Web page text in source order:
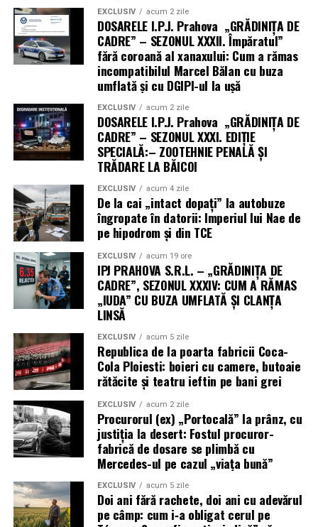
EXCLUSIV acum 2 zile
DOSARELE I.P.J. Prahova „GRĂDINIȚA DE
CADRE” – SEZONUL XXXII. Împăratul”
fără coroană al xanaxului: Cum a rămas
incompatibilul Marcel Bălan cu buza
umflată și cu DGIPI-ul la ușă
EXCLUSIV acum 2 zile
DOSARELE I.P.J. Prahova „GRĂDINIȚA DE
CADRE” – SEZONUL XXXI. EDIȚIE
SPECIALĂ:– ZOOTEHNIE PENALĂ ȘI
TRĂDARE LA BĂICOI
EXCLUSIV acum 4 zile
De la cai „intact dopați” la autobuze
îngropate în datorii: Imperiul lui Nae de
pe hipodrom și din TCE
EXCLUSIV acum 19 ore
IPJ PRAHOVA S.R.L. – „GRĂDINIȚA DE
CADRE”, SEZONUL XXXIV: CUM A RĂMAS
„IUDA” CU BUZA UMFLATĂ ȘI CLANȚA
LINSĂ
EXCLUSIV acum 5 zile
Republica de la poarta fabricii Coca-
Cola Ploiesti: boieri cu camere, butoaie
rătăcite și teatru ieftin pe bani grei
EXCLUSIV acum 2 zile
Procurorul (ex) „Portocală” la prânz, cu
justiția la desert: Fostul procuror-
fabrică de dosare se plimbă cu
Mercedes-ul pe cazul „viața bună”
EXCLUSIV acum 5 zile
Doi ani fără rachete, doi ani cu adevărul
pe câmp: cum i‑a obligat cerul pe